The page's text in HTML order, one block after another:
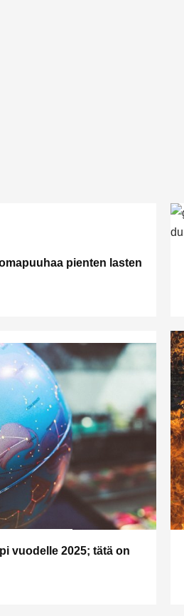
pienten lasten
vuodelle 2025; tätä on